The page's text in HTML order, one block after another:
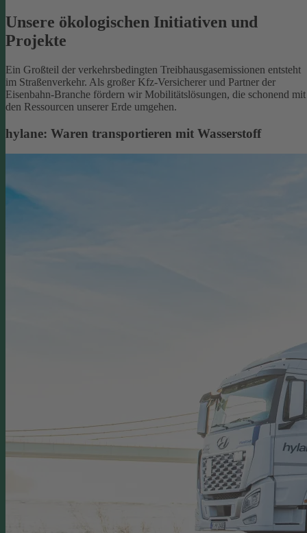
Unsere ökologischen Initiativen und
Projekte
Ein Großteil der verkehrsbedingten Treibhausgasemissionen entsteht
im Straßenverkehr. Als großer Kfz-Versicherer und Partner der
Eisenbahn-Branche fördern wir Mobilitätslösungen, die schonend mit
den Ressourcen unserer Erde umgehen.
hylane: Waren transportieren mit Wasserstoff